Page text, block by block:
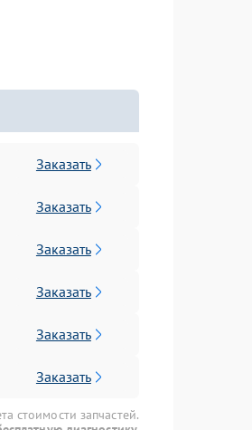
Заказать
Заказать
Заказать
Заказать
Заказать
Заказать
стоимости запчастей.